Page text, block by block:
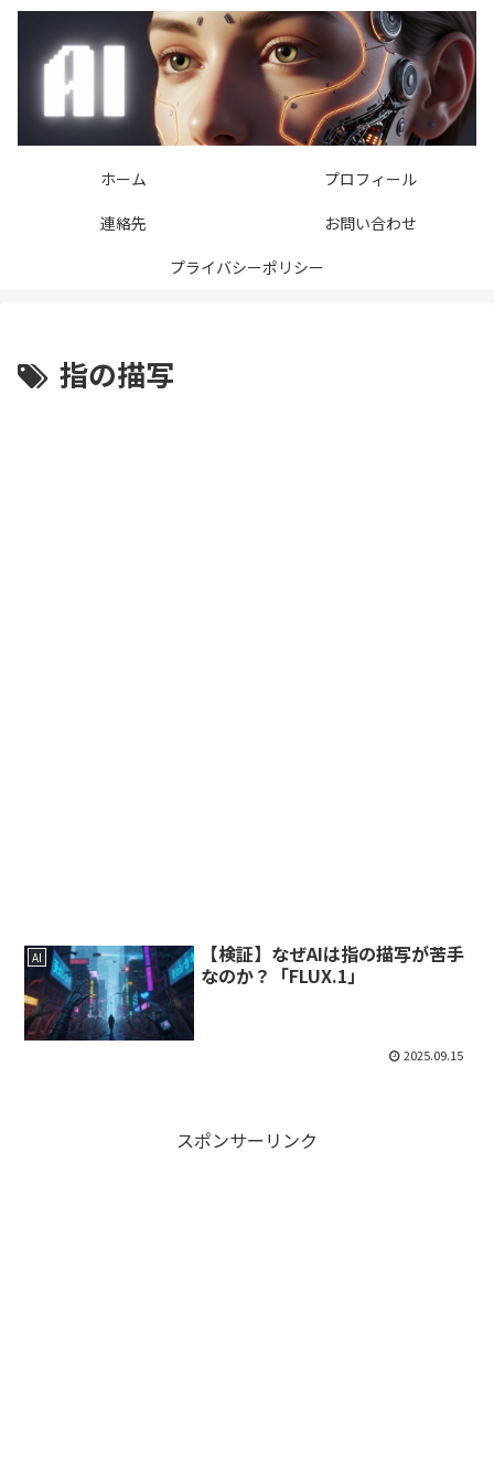
ホーム
プロフィール
連絡先
お問い合わせ
プライバシーポリシー
指の描写
AI
【検証】なぜAIは指の描写が苦手
なのか？「FLUX.1」
2025.09.15
スポンサーリンク